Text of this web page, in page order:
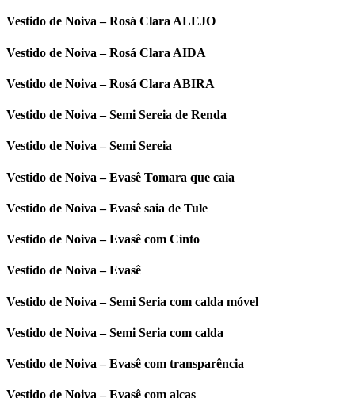
Vestido de Noiva – Rosá Clara ALEJO
Vestido de Noiva – Rosá Clara AIDA
Vestido de Noiva – Rosá Clara ABIRA
Vestido de Noiva – Semi Sereia de Renda
Vestido de Noiva – Semi Sereia
Vestido de Noiva – Evasê Tomara que caia
Vestido de Noiva – Evasê saia de Tule
Vestido de Noiva – Evasê com Cinto
Vestido de Noiva – Evasê
Vestido de Noiva – Semi Seria com calda móvel
Vestido de Noiva – Semi Seria com calda
Vestido de Noiva – Evasê com transparência
Vestido de Noiva – Evasê com alças